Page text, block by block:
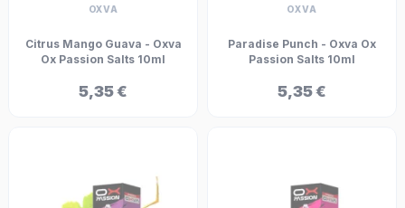
OXVA
Citrus Mango Guava - Oxva
Ox Passion Salts 10ml
5,35 €
OXVA
Paradise Punch - Oxva Ox
Passion Salts 10ml
5,35 €